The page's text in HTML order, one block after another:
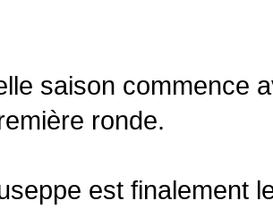
saison commence
ronde.
est finalement